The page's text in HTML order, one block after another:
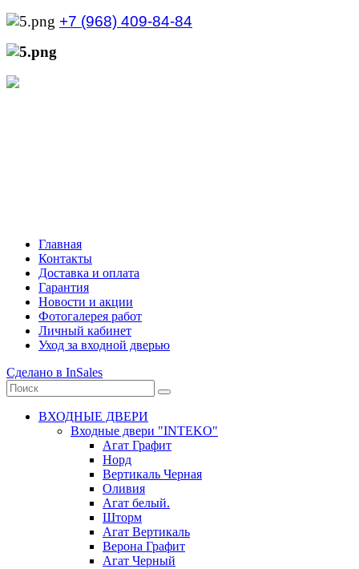
+7 (968) 409-84-84
Главная
Контакты
Доставка и оплата
Гарантия
Новости и акции
Фотогалерея работ
Личный кабинет
Уход за входной дверью
Сделано в InSales
ВХОДНЫЕ ДВЕРИ
Входные двери "INTEKO"
Агат Графит
Норд
Вертикаль Черная
Оливия
Агат белый.
Шторм
Агат Вертикаль
Верона Графит
Агат Черный